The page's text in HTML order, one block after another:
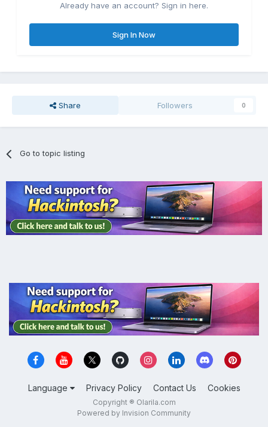
Already have an account? Sign in here.
Sign In Now
Share Followers 0
Go to topic listing
Language Privacy Policy Contact Us Cookies
Copyright ® Olarila.com
Powered by Invision Community